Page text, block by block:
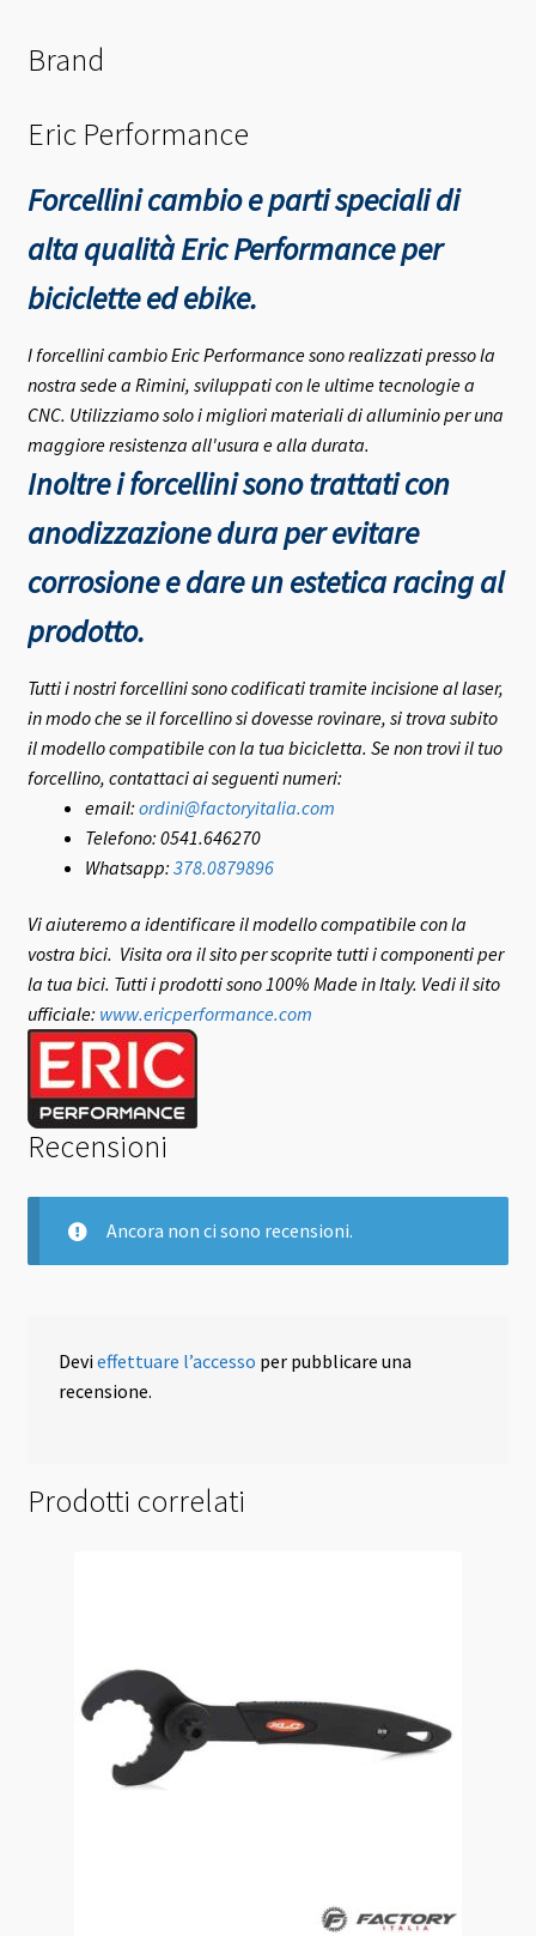
Brand
Eric Performance
Forcellini cambio e parti speciali di
alta qualità Eric Performance per
biciclette ed ebike.
I forcellini cambio Eric Performance sono realizzati presso la
nostra sede a Rimini, sviluppati con le ultime tecnologie a
CNC. Utilizziamo solo i migliori materiali di alluminio per una
maggiore resistenza all'usura e alla durata.
Inoltre i forcellini sono trattati con
anodizzazione dura per evitare
corrosione e dare un estetica racing al
prodotto.
Tutti i nostri forcellini sono codificati tramite incisione al laser,
in modo che se il forcellino si dovesse rovinare, si trova subito
il modello compatibile con la tua bicicletta. Se non trovi il tuo
forcellino, contattaci ai seguenti numeri:
email: ordini@factoryitalia.com
Telefono: 0541.646270
Whatsapp: 378.0879896
Vi aiuteremo a identificare il modello compatibile con la
vostra bici. Visita ora il sito per scoprite tutti i componenti per
la tua bici. Tutti i prodotti sono 100% Made in Italy. Vedi il sito
ufficiale: www.ericperformance.com
Recensioni
Ancora non ci sono recensioni.
Devieffettuare l’accesso per pubblicare una
recensione.
Prodotti correlati